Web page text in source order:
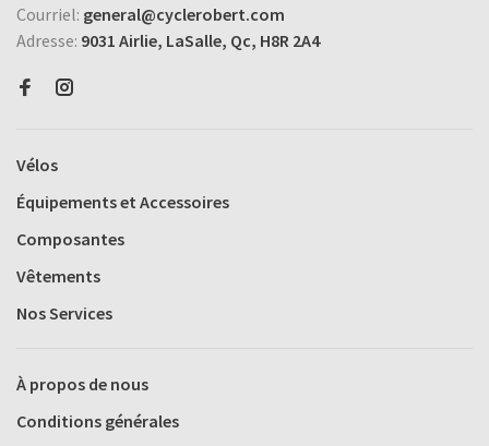
Courriel: general@cyclerobert.com
Adresse: 9031 Airlie, LaSalle, Qc, H8R 2A4
Vélos
Équipements et Accessoires
Composantes
Vêtements
Nos Services
À propos de nous
Conditions générales